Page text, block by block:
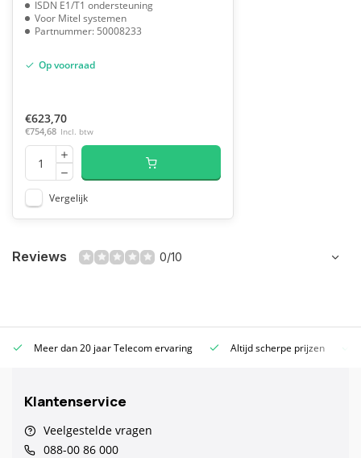
ISDN E1/T1 ondersteuning
Voor Mitel systemen
Partnummer: 50008233
Op voorraad
€623,70
€754,68 Incl. btw
Vergelijk
Reviews 0/10
Meer dan 20 jaar Telecom ervaring Altijd scherpe prijzen
Klantenservice
Veelgestelde vragen
088-00 86 000